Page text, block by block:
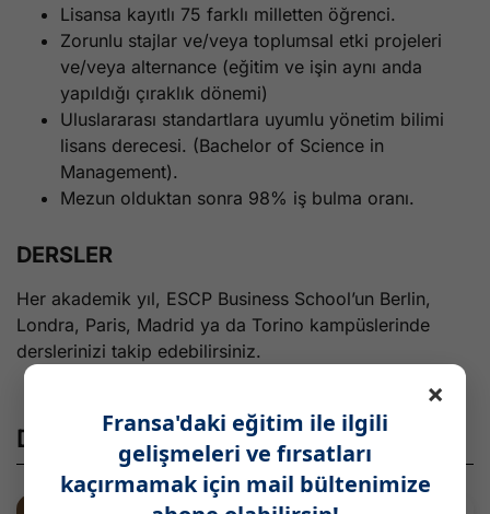
Lisansa kayıtlı 75 farklı milletten öğrenci.
Zorunlu stajlar ve/veya toplumsal etki projeleri
ve/veya alternance (eğitim ve işin aynı anda
yapıldığı çıraklık dönemi)
Uluslararası standartlara uyumlu yönetim bilimi
lisans derecesi. (Bachelor of Science in
Management).
Mezun olduktan sonra 98% iş bulma oranı.
DERSLER
Her akademik yıl, ESCP Business School’un Berlin,
Londra, Paris, Madrid ya da Torino kampüslerinde
derslerinizi takip edebilirsiniz.
Diğer Paylaşımlar
×
Fransa'daki eğitim ile ilgili
gelişmeleri ve fırsatları
kaçırmamak için mail bültenimize